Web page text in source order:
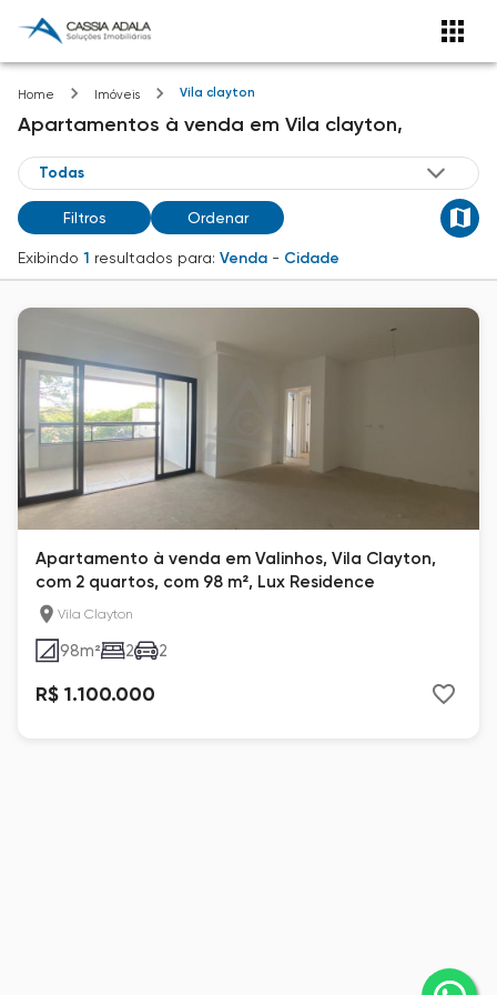
Home Imóveis Vila clayton
Apartamentos à venda em Vila clayton,
Filtros Ordenar
Exibindo 1 resultados para: Venda - Cidade
Apartamento à venda em Valinhos, Vila Clayton,
com 2 quartos, com 98 m², Lux Residence
Vila Clayton
98m² 2 2
R$ 1.100.000